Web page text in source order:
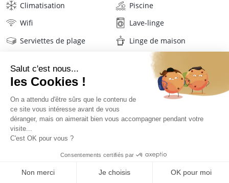
Climatisation
Piscine
Wifi
Lave-linge
Serviettes de plage
Linge de maison
TARIFS ET RÉSERVATION
Description Localisation
Situation de la villa
La propriété est située au sud de Marie-galante, dans un
lotissement calme sur les hauteurs de Beaufils à proximité de